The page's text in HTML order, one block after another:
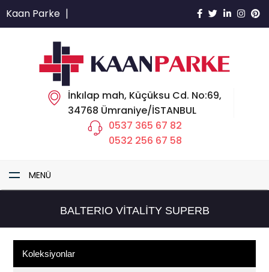
Kaan Parke
İnkılap mah, Küçüksu Cd. No:69,
34768 Ümraniye/İSTANBUL
0537 365 67 82
0532 256 67 58
MENÜ
BALTERIO VITALITY SUPERB
Koleksiyonlar